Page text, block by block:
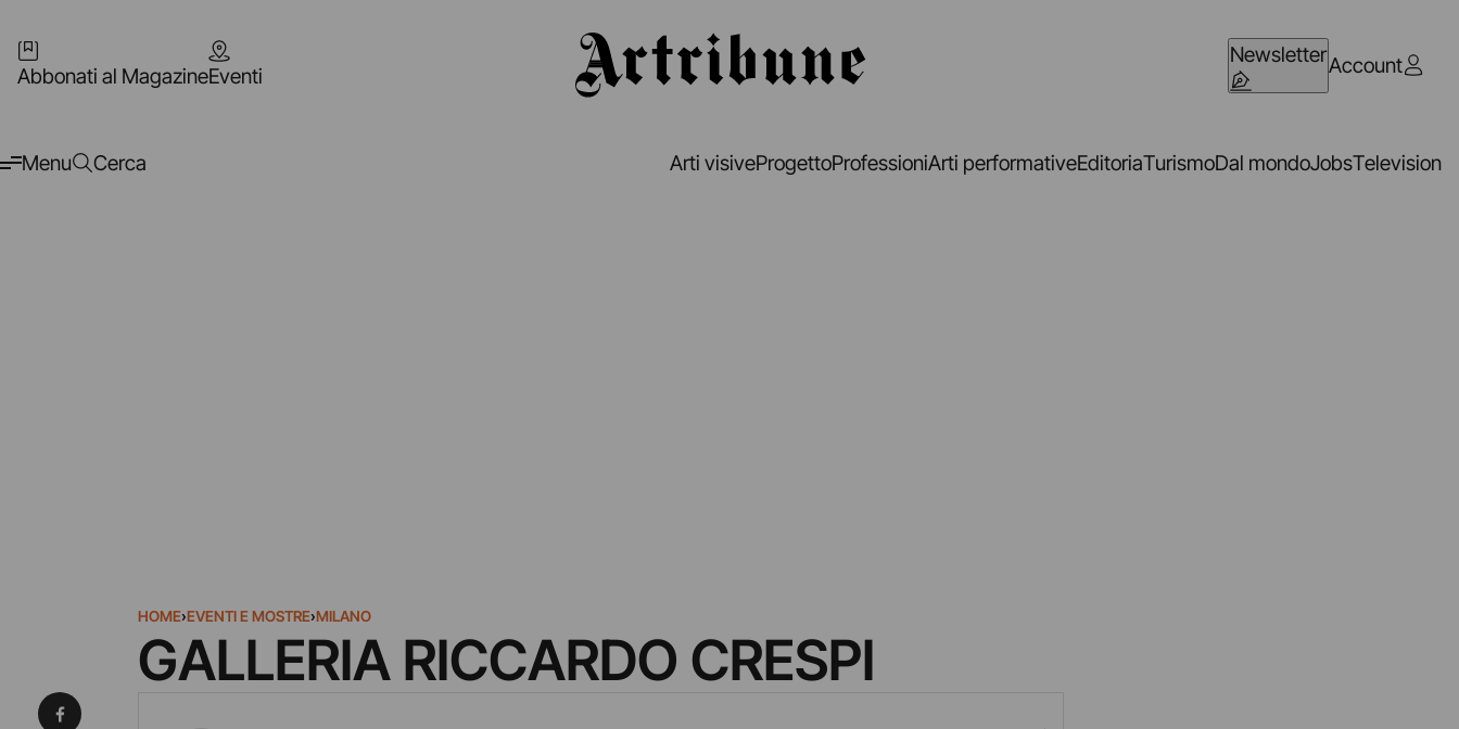
Abbonati al MagazineEventi
NewsletterAccount
Menu Cerca Arti visiveProgettoProfessioniArti performativeEditoriaTurismoDal mondoJobsTelevision
HOME›EVENTI E MOSTRE›MILANO
GALLERIA RICCARDO CRESPI
Condividi su Facebook